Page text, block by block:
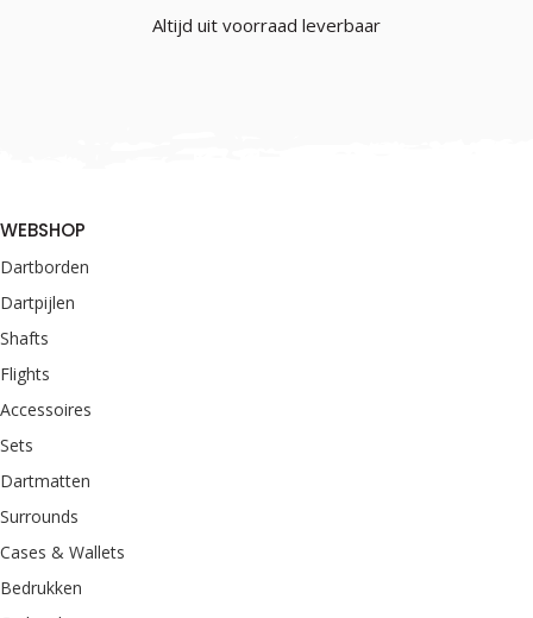
Altijd uit voorraad leverbaar
WEBSHOP
Dartborden
Dartpijlen
Shafts
Flights
Accessoires
Sets
Dartmatten
Surrounds
Cases & Wallets
Bedrukken